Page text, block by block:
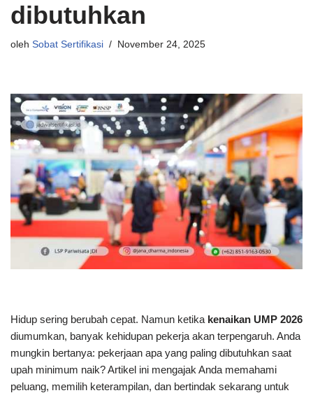
dibutuhkan
oleh Sobat Sertifikasi November 24, 2025
Hidup sering berubah cepat. Namun ketika kenaikan UMP 2026
diumumkan, banyak kehidupan pekerja akan terpengaruh. Anda
mungkin bertanya: pekerjaan apa yang paling dibutuhkan saat
upah minimum naik? Artikel ini mengajak Anda memahami
peluang, memilih keterampilan, dan bertindak sekarang untuk